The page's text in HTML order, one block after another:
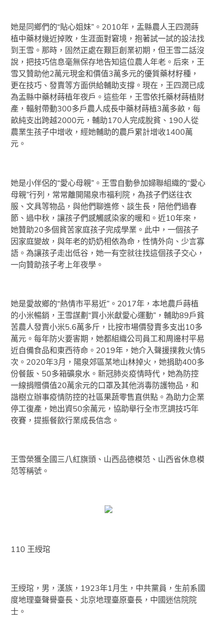
她是同鄉們的“貼心姐妹”。2010年，盂縣農人王四潤蒔
植中藥材幾近掉敗，生涯面對窘境，抱著試一試的設法找
到王雪。那時，固然正處在艱巨創業初期，但王雪二話沒
說，把技巧信息毫無保存地告知這位農人年老。后來，王
雪又贊助他2萬元現金和價值3萬多元的優質藥材籽種，
更在技巧、發賣等方面供給輔助支撐。現在，王四潤已成
為盂縣中藥材蒔植年夜戶。這些年，王雪依托藥材蒔植財
產，輻射帶動300多戶農人成長中藥材蒔植3萬多畝，每
畝純支出跨越2000元，輔助170人完成脫貧、190人從
農業生孩子中增收，經她輔助的農戶累計增收1400萬
元。
她是小伴侶的“愛心母親”。王雪自動參加婦聯組織的“愛心
母親”行列，常常離開陽泉市福利院，為孩子們送往衣
服、文具等物品，與他們聊進修、談生長，陪他們過春
節、過中秋，讓孩子們感觸感染家的暖和。近10年來，
她贊助20多個貧苦家庭孩子完成學業。此中，一個孩子
因家庭變故，與年老的奶奶相依為命，性情外向、少言寡
語。為讓孩子走出低谷，她一有空就往找這個孩子交心，
一向贊助孩子考上年夜學。
她是愛故鄉的“熱情市平易近”。2017年，本地農戶蒔植
的小米暢銷，王雪謀劃“買小米獻愛心運動”，輔助89戶貧
苦農人發賣小米5.6萬多斤，比按市場價發賣多支出10多
萬元。每年防火要害期，她都組織公司員工和周邊村平易
近自備食品和東西待命。2019年，她介入聲援撲救火情5
次。2020年3月，陽泉郊區某地山林掉火，她捐助400多
份餐飯、50多箱礦泉水。新冠肺炎疫情時代，她為防控
一線捐贈價值20萬余元的口罩及其他消毒防護物品，和
諧樹立辦事疫情防控的社區果蔬零售直供點。為助力企業
停工復產，她出資50余萬元，協助舉行全市烹調技巧年
夜賽，提振餐飲行業成長信念。
王雪榮獲全國三八紅旗頭、山西品德模范、山西省休息模
范等稱號。
110 王綬琯
王綬琯，男，漢族，1923年1月生，中共黨員，生前系國
度地理臺聲譽臺長、北京地理臺原臺長，中國迷信院院
士。